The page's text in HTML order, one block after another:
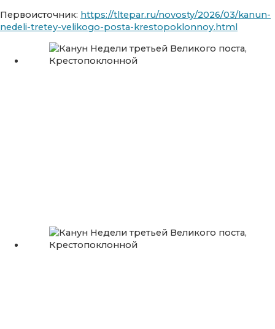
Первоисточник: https://tltepar.ru/novosty/2026/03/kanun-
nedeli-tretey-velikogo-posta-krestopoklonnoy.html